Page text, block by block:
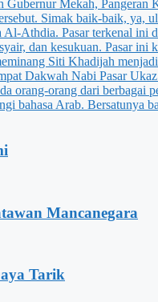
Mancanegara
Tarik